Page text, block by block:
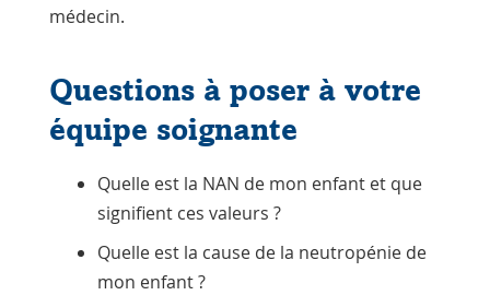
médecin.
Questions à poser à votre
équipe soignante
Quelle est la NAN de mon enfant et que
signifient ces valeurs ?
Quelle est la cause de la neutropénie de
mon enfant ?